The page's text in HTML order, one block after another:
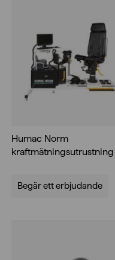
Humac Norm
kraftmätningsutrustning
Begär ett erbjudande